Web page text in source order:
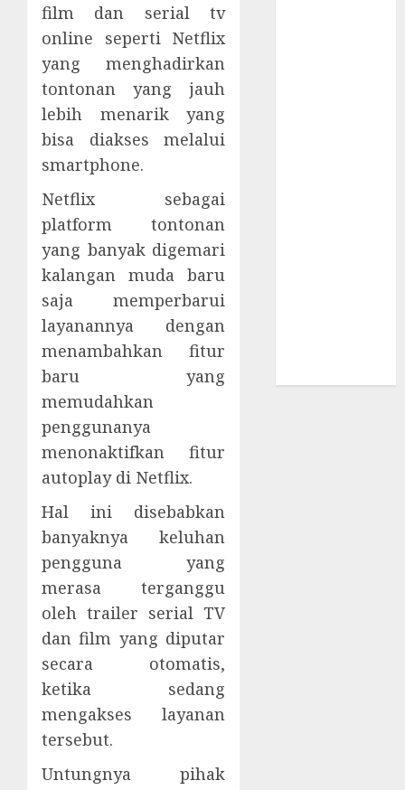
film dan serial tv
online seperti Netflix
yang menghadirkan
tontonan yang jauh
lebih menarik yang
bisa diakses melalui
smartphone.
Netflix sebagai
platform tontonan
yang banyak digemari
kalangan muda baru
saja memperbarui
layanannya dengan
menambahkan fitur
baru yang
memudahkan
penggunanya
menonaktifkan fitur
autoplay di Netflix.
Hal ini disebabkan
banyaknya keluhan
pengguna yang
merasa terganggu
oleh trailer serial TV
dan film yang diputar
secara otomatis,
ketika sedang
mengakses layanan
tersebut.
Untungnya pihak